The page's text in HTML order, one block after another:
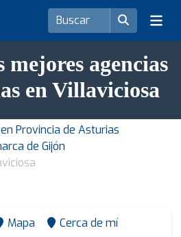
mejores agencias
en Villaviciosa
Provincia de Asturias
de Gijón
Mapa Cerca de mí